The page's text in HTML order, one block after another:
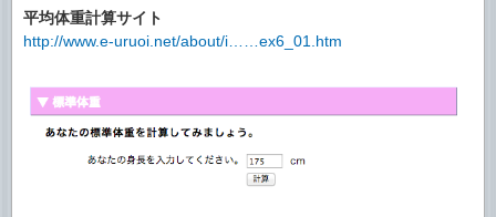
平均体重計算サイト
http://www.e-uruoi.net/about/i……ex6_01.htm